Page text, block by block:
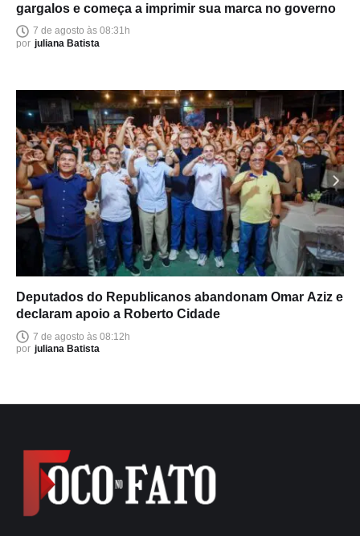
gargalos e começa a imprimir sua marca no governo
7 de agosto às 08:31h
por juliana Batista
Deputados do Republicanos abandonam Omar Aziz e
declaram apoio a Roberto Cidade
7 de agosto às 08:12h
por juliana Batista